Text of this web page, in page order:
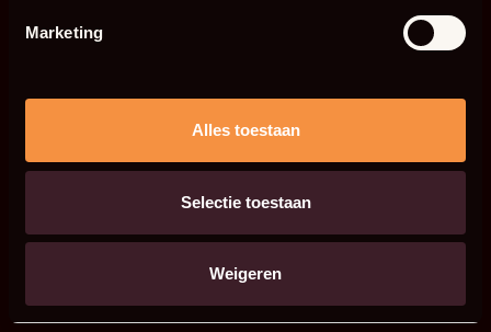
Marketing
Alles toestaan
Selectie toestaan
Weigeren